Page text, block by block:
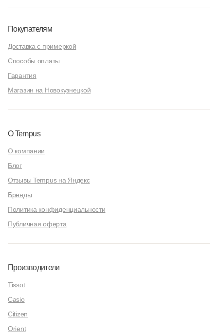
Покупателям
Доставка с примеркой
Способы оплаты
Гарантия
Магазин на Новокузнецкой
О Tempus
О компании
Блог
Отзывы Tempus на Яндекс
Бренды
Политика конфиденциальности
Публичная оферта
Производители
Tissot
Casio
Citizen
Orient